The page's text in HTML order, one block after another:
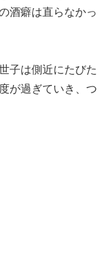
酒癖は直らなかっ
子は側近にたびた
が過ぎていき、つ